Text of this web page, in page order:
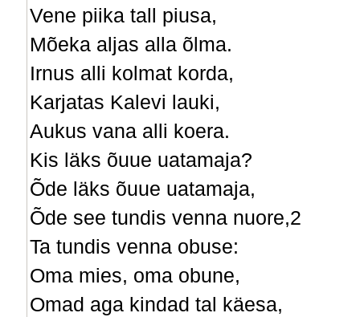
Vene piika tall piusa,
Mõeka aljas alla õlma.
Irnus alli kolmat korda,
Karjatas Kalevi lauki,
Aukus vana alli koera.
Kis läks õuue uatamaja?
Õde läks õuue uatamaja,
Õde see tundis venna nuore,2
Ta tundis venna obuse:
Oma mies, oma obune,
Omad aga kindad tal käesa,